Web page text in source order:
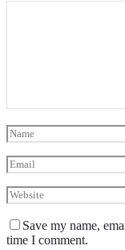
Save my name,
time I comment.